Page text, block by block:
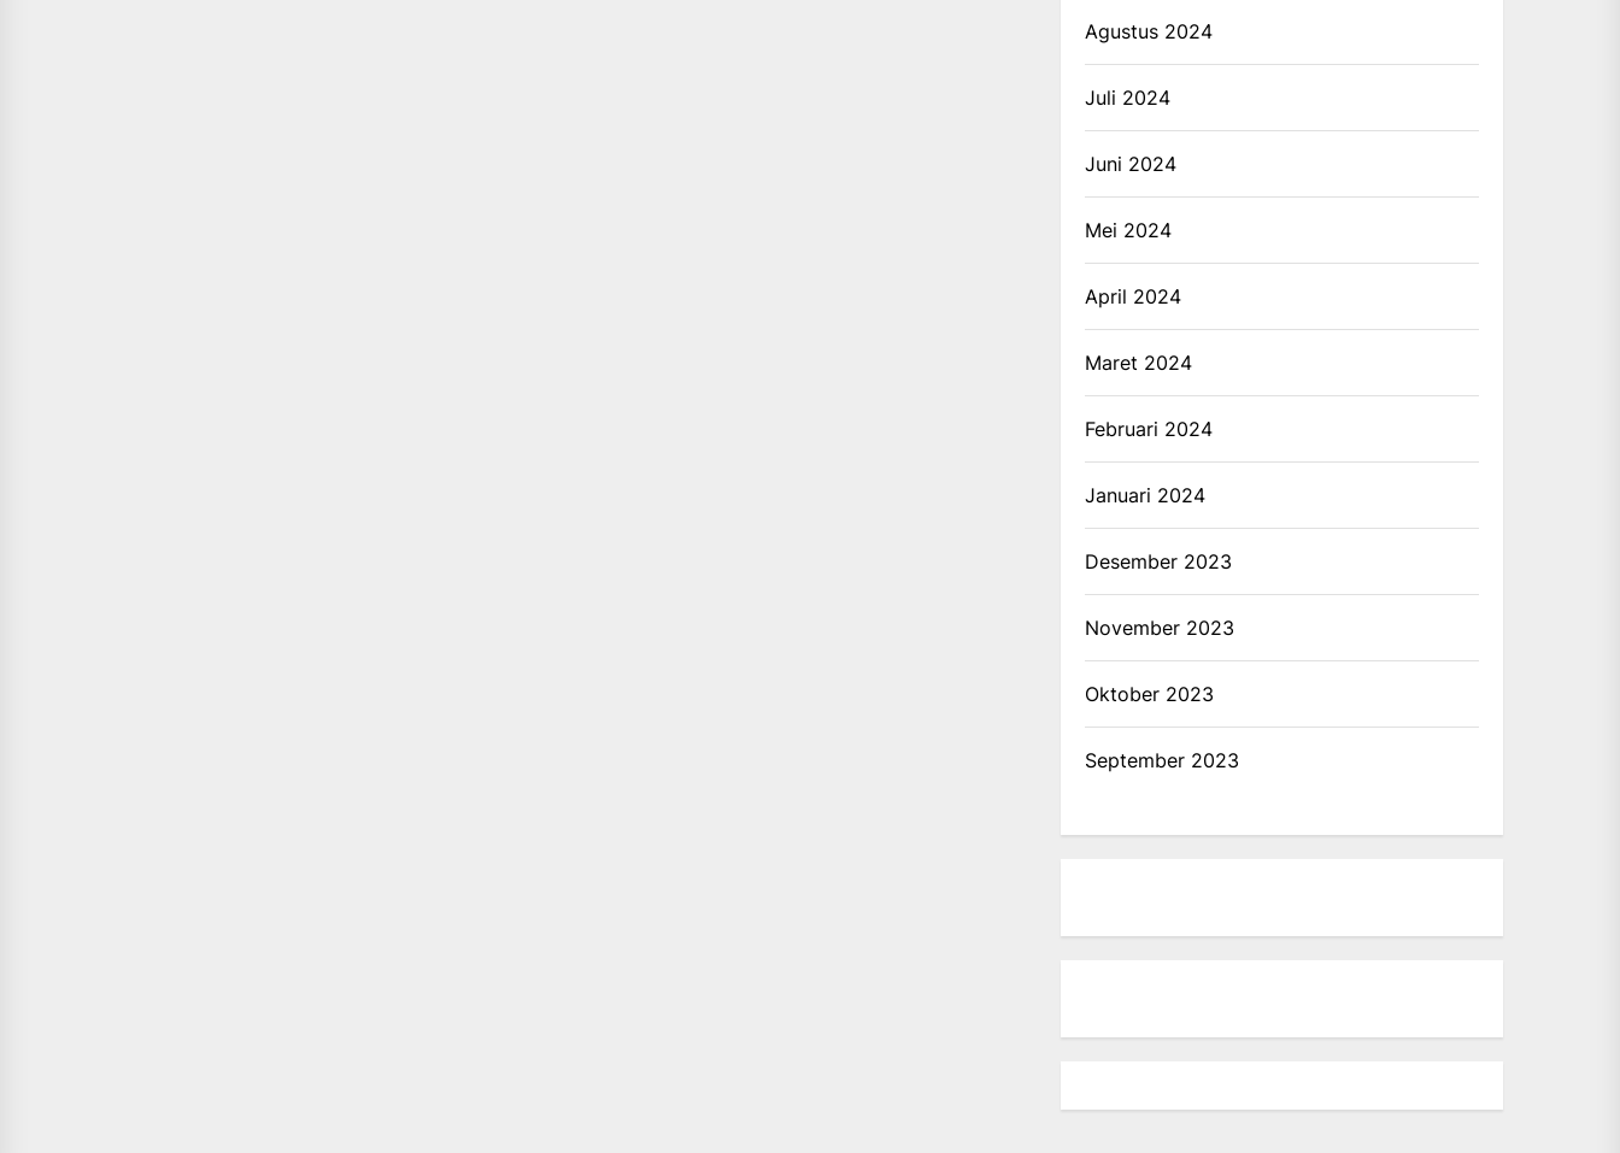
Agustus 2024
Juli 2024
Juni 2024
Mei 2024
April 2024
Maret 2024
Februari 2024
Januari 2024
Desember 2023
November 2023
Oktober 2023
September 2023